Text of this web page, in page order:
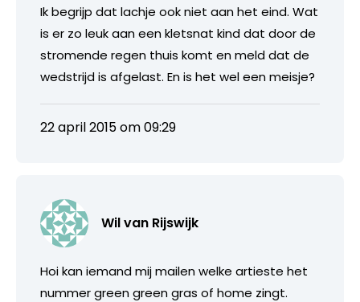
Ik begrijp dat lachje ook niet aan het eind. Wat
is er zo leuk aan een kletsnat kind dat door de
stromende regen thuis komt en meld dat de
wedstrijd is afgelast. En is het wel een meisje?
22 april 2015 om 09:29
Wil van Rijswijk
Hoi kan iemand mij mailen welke artieste het
nummer green green gras of home zingt.